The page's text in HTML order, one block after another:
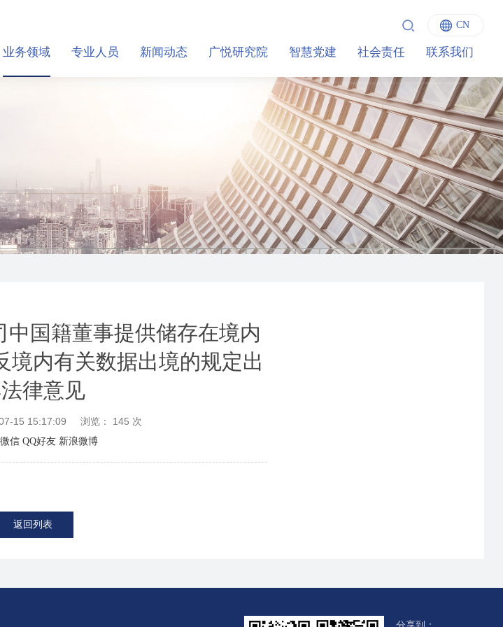
业务领域 专业人员 新闻动态 广悦研究院 智慧党建 社会责任 联系我们
CN
English
Italiano
Français
国籍董事提供储存在境内
境内有关数据出境的规定出
律意见
15 15:17:09 浏览： 145 次
微信 QQ好友 新浪微博
返回列表